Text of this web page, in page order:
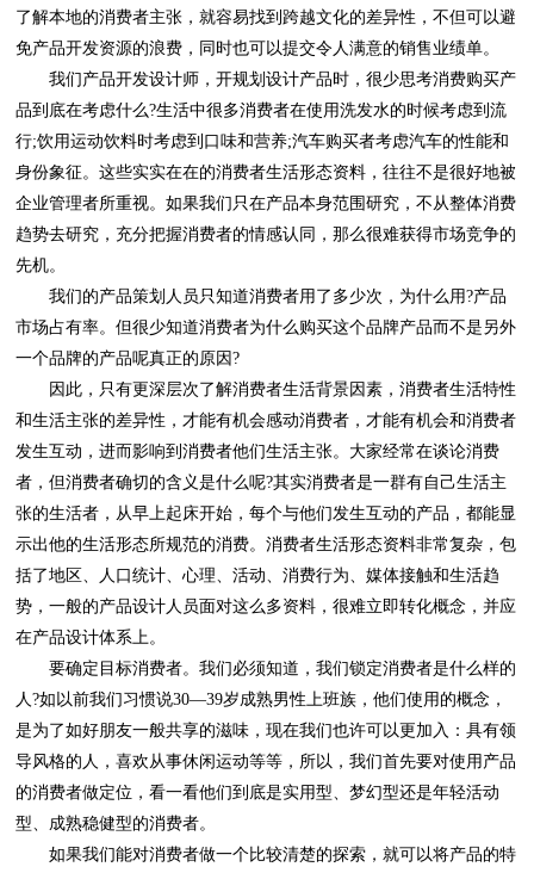
免产品开发资源的浪费，同时也可以提交令人满意的销售业绩单。
先机。
一个品牌的产品呢真正的原因?
在产品设计体系上。
型、成熟稳健型的消费者。